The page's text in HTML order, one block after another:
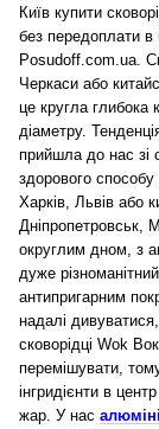
Київ купити
без передоплати
Posudoff.com.ua.
Черкаси або
це кругла глибока
діаметру.
прийшла до нас зі
здорового способу
Харків, Львів або
Дніпропетровськ,
округлим дном, з
дуже
антипригарним
надалі
сковорідці Wok
перемішувати,
інгридієнти в
жар. У нас